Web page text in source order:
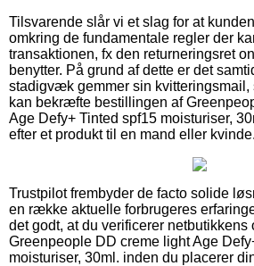
Tilsvarende slår vi et slag for at
omkring de fundamentale regler der
transaktionen, fx den returneringsret
benytter. På grund af dette er det
stadigvæk gemmer sin kvitteringsmail,
kan bekræfte bestillingen af
Age Defy+ Tinted spf15 moisturiser,
efter et produkt til en mand eller kvinde.
Trustpilot frembyder de facto solide
en række aktuelle forbrugeres
det godt, at du verificerer netbutikkens
Greenpeople DD creme light Age
moisturiser, 30ml. inden du placerer